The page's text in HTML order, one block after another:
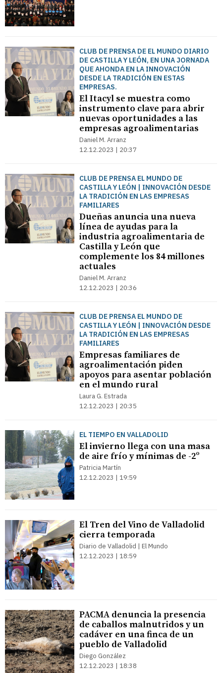
CLUB DE PRENSA DE EL MUNDO DIARIO
DE CASTILLA Y LEÓN, EN UNA JORNADA
QUE AHONDA EN LA INNOVACIÓN
DESDE LA TRADICIÓN EN ESTAS
EMPRESAS.
El Itacyl se muestra como
instrumento clave para abrir
nuevas oportunidades a las
empresas agroalimentarias
Daniel M. Arranz
12.12.2023 | 20:37
CLUB DE PRENSA EL MUNDO DE
CASTILLA Y LEÓN | INNOVACIÓN DESDE
LA TRADICIÓN EN LAS EMPRESAS
FAMILIARES
Dueñas anuncia una nueva
línea de ayudas para la
industria agroalimentaria de
Castilla y León que
complemente los 84 millones
actuales
Daniel M. Arranz
12.12.2023 | 20:36
CLUB DE PRENSA EL MUNDO DE
CASTILLA Y LEÓN | INNOVACIÓN DESDE
LA TRADICIÓN EN LAS EMPRESAS
FAMILIARES
Empresas familiares de
agroalimentación piden
apoyos para asentar población
en el mundo rural
Laura G. Estrada
12.12.2023 | 20:35
EL TIEMPO EN VALLADOLID
El invierno llega con una masa
de aire frío y mínimas de -2º
Patricia Martín
12.12.2023 | 19:59
El Tren del Vino de Valladolid
cierra temporada
Diario de Valladolid | El Mundo
12.12.2023 | 18:59
PACMA denuncia la presencia
de caballos malnutridos y un
cadáver en una finca de un
pueblo de Valladolid
Diego González
12.12.2023 | 18:38